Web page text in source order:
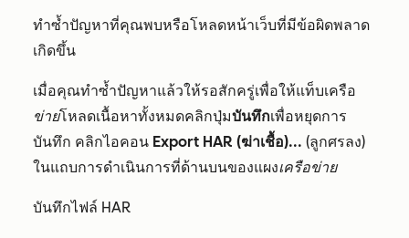
ทำซ้ำปัญหาที่คุณพบหรือโหลดหน้าเว็บที่มีข้อผิดพลาด
เกิดขึ้น
เมื่อคุณทำซ้ำปัญหาแล้วให้รอสักครู่เพื่อให้แท็บเครือ
ข่ายโหลดเนื้อหาทั้งหมดคลิกปุ่มบันทึกเพื่อหยุดการ
บันทึก คลิกไอคอน Export HAR (ฆ่าเชื้อ)... (ลูกศรลง)
ในแถบการดำเนินการที่ด้านบนของแผงเครือข่าย
บันทึกไฟล์ HAR